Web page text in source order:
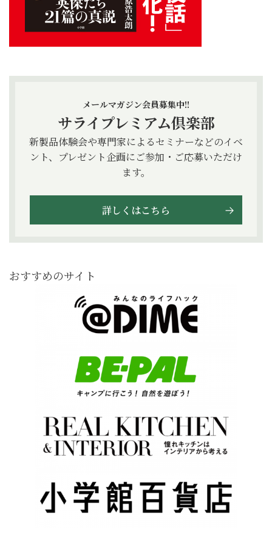
メールマガジン会員募集中!!
サライプレミアム倶楽部
新製品体験会や専門家によるセミナーなどのイベ
ント、プレゼント企画にご参加・ご応募いただけ
ます。
詳しくはこちら
おすすめのサイト